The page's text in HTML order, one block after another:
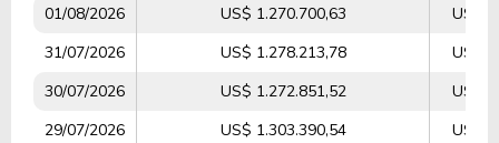
01/08/2026
US$ 1.270.700,63
US$
31/07/2026
US$ 1.278.213,78
US$
30/07/2026
US$ 1.272.851,52
US$
29/07/2026
US$ 1.303.390,54
US$